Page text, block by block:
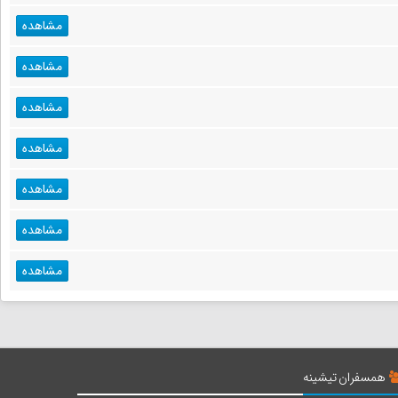
مشاهده
مشاهده
مشاهده
مشاهده
مشاهده
مشاهده
مشاهده
همسفران تیشینه